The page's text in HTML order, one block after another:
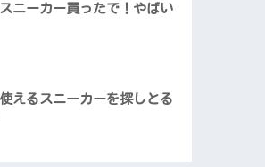
ニーカー買ったで！やばい
えるスニーカーを探しとる